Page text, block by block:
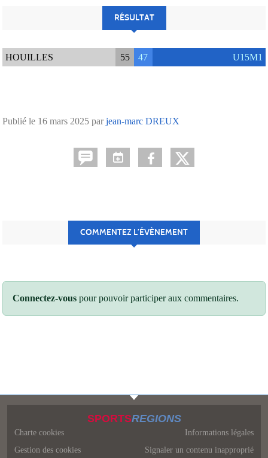
RÉSULTAT
HOUILLES 55 47 U15M1
Publié le 16 mars 2025 parjean-marc DREUX
COMMENTEZ L’ÉVÈNEMENT
Connectez-vous pour pouvoir participer aux commentaires.
SPORTSREGIONS
Charte cookies
Gestion des cookies
Informations légales
Signaler un contenu inapproprié